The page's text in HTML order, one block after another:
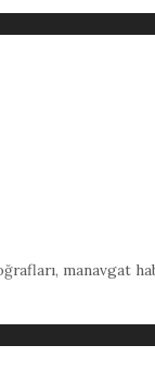
, manavgat